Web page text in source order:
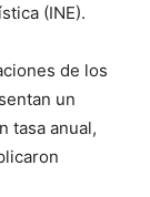
(INE).
de los
un
tasa anual,